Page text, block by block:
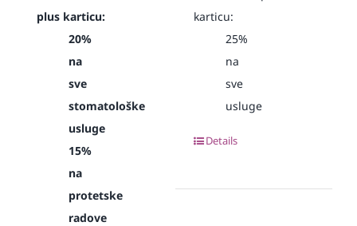
plus karticu:
20%
na
sve
stomatološke
usluge
15%
na
protetske
radove
karticu:
25%
na
sve
usluge
Details